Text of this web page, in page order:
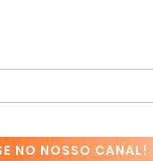
NO NOSSO CANAL!